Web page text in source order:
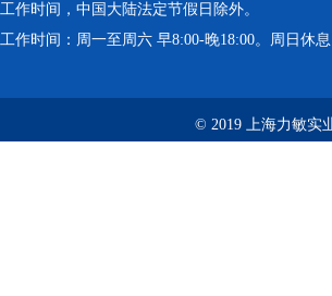
工作时间，中国大陆法定节假日除外。
工作时间：周一至周六 早8:00-晚18:00。周日休息
© 2019 上海力敏实